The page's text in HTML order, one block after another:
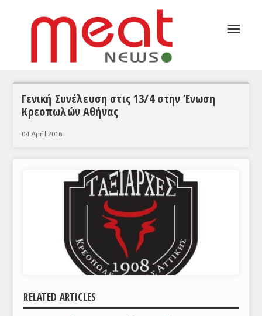
ΣΥΝΕΝΤΕΥΞΕΙΣ
ΘΕΜΑΤΑ
ΕΜΠΟΡΙΚΟΣ ΚΑΤΑΛΟΓΟΣ
☰
Γενική Συνέλευση στις 13/4 στην Ένωση
Κρεοπωλών Αθήνας
04 April 2016
RELATED ARTICLES